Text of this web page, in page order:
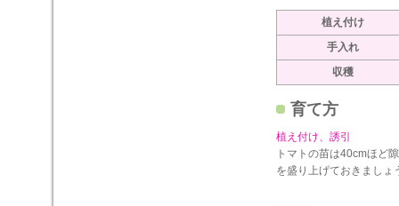
植え付け
手入れ
収穫
育て方
植え付け、誘引
トマトの苗は40cmほど
を盛り上げておきまし